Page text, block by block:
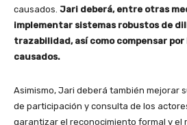
causados. Jari deberá, entre otras
implementar sistemas robustos de
trazabilidad, así como compensar
causados.
Asimismo, Jari deberá también mejorar
de participación y consulta de los
garantizar el reconocimiento formal y el